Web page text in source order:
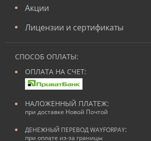
Акции
Лицензии и сертификаты
СПОСОБ ОПЛАТЫ:
ОПЛАТА НА СЧЕТ:
НАЛОЖЕННЫЙ ПЛАТЕЖ:
при доставке Новой Почтой
ДЕНЕЖНЫЙ ПЕРЕВОД WAYFORPAY:
при оплате из-за границы